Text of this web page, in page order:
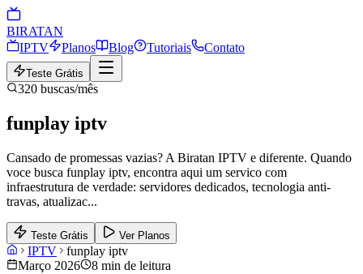
BIRATAN
IPTV
Planos Blog Tutoriais Contato
Teste Grátis
320 buscas/mês
funplay iptv
Cansado de promessas vazias? A Biratan IPTV e diferente. Quando
voce busca funplay iptv, encontra aqui um servico com
infraestrutura de verdade: servidores dedicados, tecnologia anti-
travas, atualizac...
Teste Grátis Ver Planos
IPTV
funplay iptv
Março 2026
8 min de leitura